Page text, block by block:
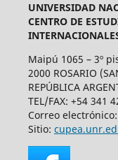
UNIVERSIDAD
CENTRO DE
Maipú 1065 – 3º
2000 ROSARIO
REPÚBLICA
TEL/FAX: +54 341
Correo electrónico:
Sitio: